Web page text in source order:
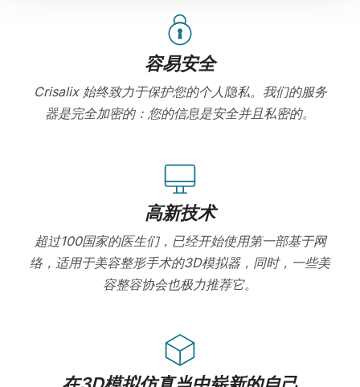
容易安全
Crisalix 始终致力于保护您的个人隐私。我们的服务
器是完全加密的：您的信息是安全并且私密的。
高新技术
超过100国家的医生们，已经开始使用第一部基于网
络，适用于美容整形手术的3D模拟器，同时，一些美
容整容协会也极力推荐它。